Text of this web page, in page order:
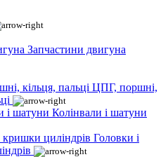
Запчастини двигуна
ЦПГ, поршні,
Колінвали і шатуни
Головки і